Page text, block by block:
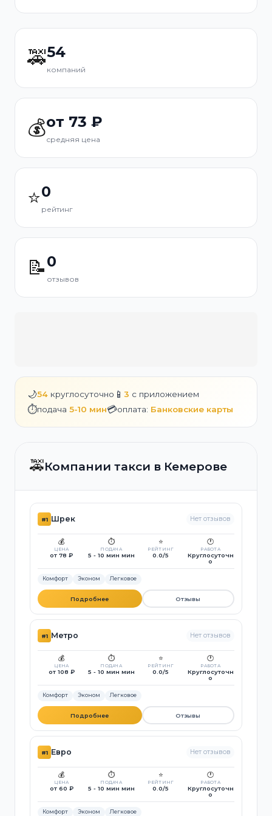
🚕54
компаний
💰от 73 ₽
средняя цена
⭐0
рейтинг
📝0
отзывов
🌙54 круглосуточно 📱 3 с приложением
⏱️подача 5-10 мин💳оплата: Банковские карты
🚕Компании такси в Кемерове
#1 Шрек Нет отзывов
💰
ЦЕНА
от 78 ₽
⏱️
ПОДАЧА
5 - 10 мин мин
⭐
РЕЙТИНГ
0.0/5
🕐
РАБОТА
Круглосуточн
о
Комфорт Эконом Легковое
Подробнее Отзывы
#1 Метро Нет отзывов
💰
ЦЕНА
от 108 ₽
⏱️
ПОДАЧА
5 - 10 мин мин
⭐
РЕЙТИНГ
0.0/5
🕐
РАБОТА
Круглосуточн
о
Комфорт Эконом Легковое
Подробнее Отзывы
#1 Евро Нет отзывов
💰
ЦЕНА
от 60 ₽
⏱️
ПОДАЧА
5 - 10 мин мин
⭐
РЕЙТИНГ
0.0/5
🕐
РАБОТА
Круглосуточн
о
Комфорт Эконом Легковое